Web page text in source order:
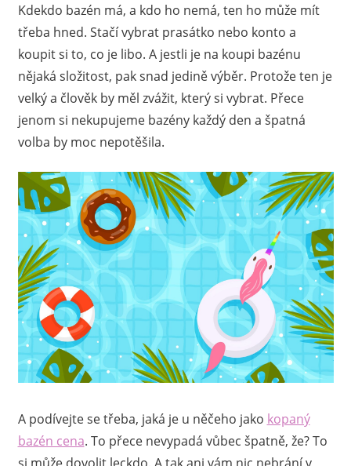
Kdekdo bazén má, a kdo ho nemá, ten ho může mít
třeba hned. Stačí vybrat prasátko nebo konto a
koupit si to, co je libo. A jestli je na koupi bazénu
nějaká složitost, pak snad jedině výběr. Protože ten je
velký a člověk by měl zvážit, který si vybrat. Přece
jenom si nekupujeme bazény každý den a špatná
volba by moc nepotěšila.
A podívejte se třeba, jaká je u něčeho jako kopaný
bazén cena. To přece nevypadá vůbec špatně, že? To
si může dovolit leckdo. A tak ani vám nic nebrání v